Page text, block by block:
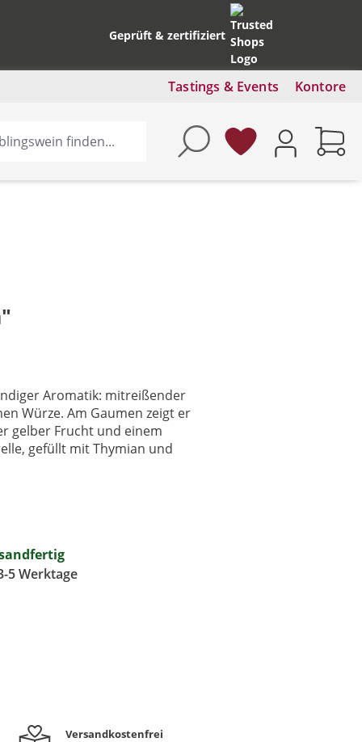
Geprüft & zertifiziert
Tastings & Events Kontore
Aromatik: mitreißender
Würze. Am Gaumen zeigt er
gelber Frucht und einem
gefüllt mit Thymian und
5 Werktage
Versandkostenfrei